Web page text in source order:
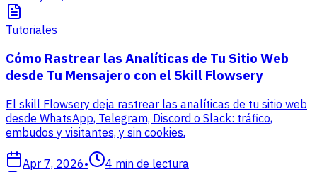
Tutoriales
Cómo Rastrear las Analíticas de Tu Sitio Web
desde Tu Mensajero con el Skill Flowsery
El skill Flowsery deja rastrear las analíticas de tu sitio web
desde WhatsApp, Telegram, Discord o Slack: tráfico,
embudos y visitantes, y sin cookies.
Apr 7, 2026• 4 min de lectura